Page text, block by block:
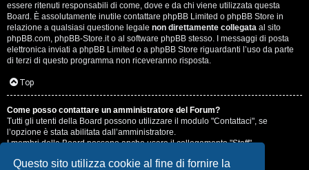
Questo sito utilizza cookie al fine di fornire la
essere ritenuti responsabili di come, dove e da chi viene utilizzata questa
Board. È assolutamente inutile contattare phpBB Limited o phpBB Store in
relazione a qualsiasi questione legale non direttamente collegata al sito
phpBB.com, phpBB-Store.it o al software phpBB stesso. I messaggi di posta
elettronica inviati a phpBB Limited o a phpBB Store riguardanti l’uso da parte
di terzi di questo programma non riceveranno risposta.
Top
Come posso contattare un amministratore del Forum?
Tutti gli utenti della Board possono utilizzare il modulo "Contattaci", se
l’opzione è stata abilitata dall’amministratore.
I membri della Board possono anche usare il collegamento "Staff".
Top